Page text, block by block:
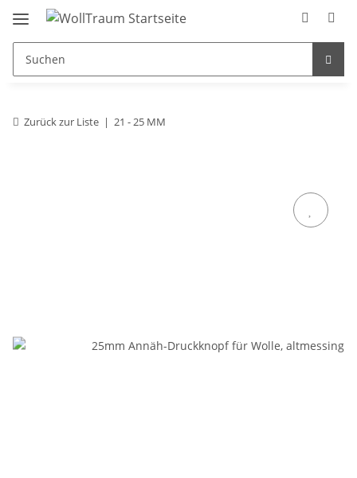
Zurück zur Liste 21 - 25 MM